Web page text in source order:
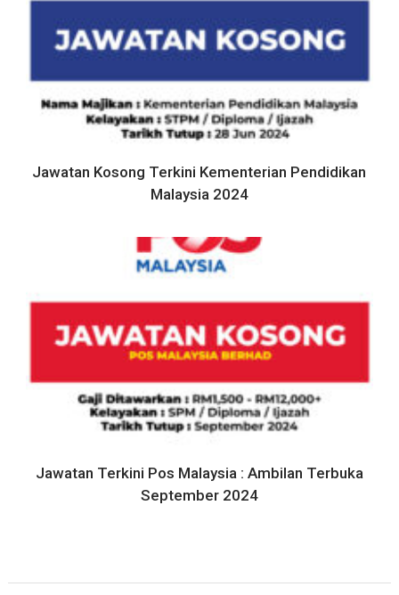
Jawatan Kosong Terkini Kementerian Pendidikan
Malaysia 2024
Jawatan Terkini Pos Malaysia : Ambilan Terbuka
September 2024